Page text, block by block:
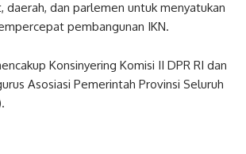
daerah, dan parlemen untuk menyatukan
pembangunan IKN.
Konsinyering Komisi II DPR RI dan
Asosiasi Pemerintah Provinsi Seluruh